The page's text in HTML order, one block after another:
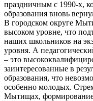
праздничным с 1990-х,
образования вновь
В городском округе
высоком уровне, что
наших школьников на
уровня. А
– это
заинтересованные в
образования, что
особенно молодых.
Мытищах, формирование